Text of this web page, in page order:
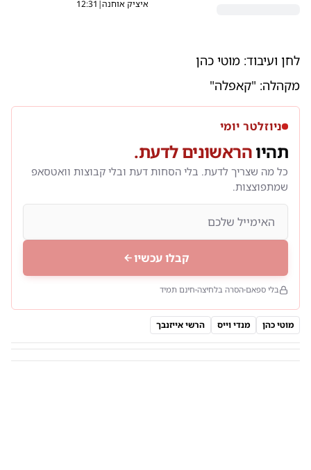
איציק אוחנה|
12:31
לחן ועיבוד: מוטי כהן
מקהלה: "קאפלה"
ניוזלטר יומי
תהיוהראשונים לדעת.
כל מה שצריך לדעת. בלי הסחות דעת ובלי קבוצות וואטסאפ
שמתפוצצות.
קבלו עכשיו
בלי ספאם הסרה בלחיצה חינם תמיד
מוטי כהן מנדי וייס הרשי אייזנבך